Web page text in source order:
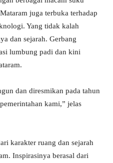
juga terbuka terhadap
Yang tidak kalah
dan sejarah. Gerbang
lumbung padi dan kini
dan diresmikan pada tahun
kami,” jelas
karakter ruang dan sejarah
Inspirasinya berasal dari